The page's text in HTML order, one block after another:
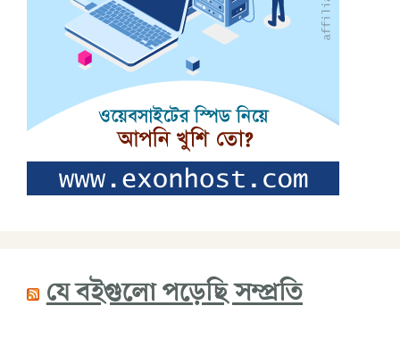
যে বইগুলো পড়েছি সম্প্রতি